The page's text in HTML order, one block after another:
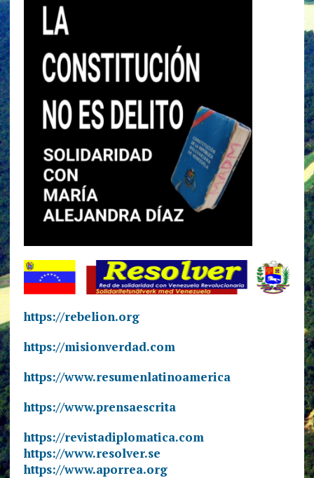
https://rebelion.org
https://misionverdad.com
https://www.resumenlatinoamerica
https://www.prensaescrita
https://revistadiplomatica.com
https://www.resolver.se
https://www.aporrea.org